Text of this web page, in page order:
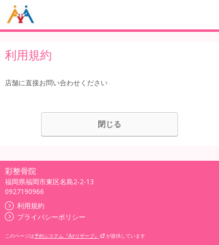
利用規約
店舗に直接お問い合わせください
閉じる
彩整骨院
福岡県福岡市東区名島2-2-13
0927190966
利用規約
プライバシーポリシー
このページは予約システム『Airリザーブ』 が提供しています